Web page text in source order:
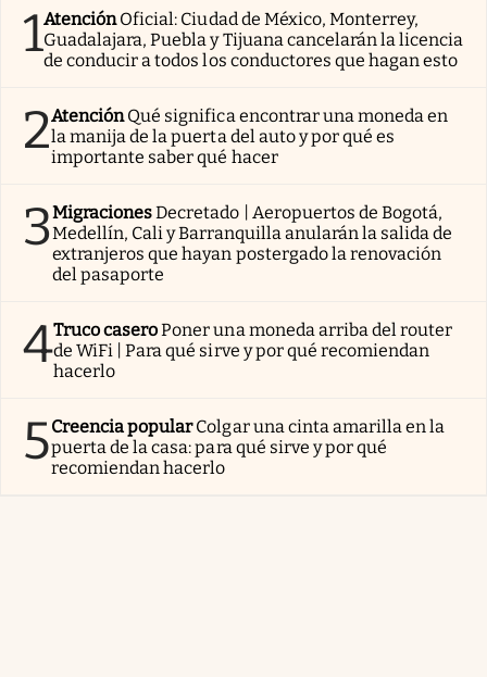
1AtenciónOficial: Ciudad de México, Monterrey,
Guadalajara, Puebla y Tijuana cancelarán la licencia
de conducir a todos los conductores que hagan esto
2AtenciónQué significa encontrar una moneda en
la manija de la puerta del auto y por qué es
importante saber qué hacer
3MigracionesDecretado | Aeropuertos de Bogotá,
Medellín, Cali y Barranquilla anularán la salida de
extranjeros que hayan postergado la renovación
del pasaporte
4Truco caseroPoner una moneda arriba del router
de WiFi | Para qué sirve y por qué recomiendan
hacerlo
5Creencia popularColgar una cinta amarilla en la
puerta de la casa: para qué sirve y por qué
recomiendan hacerlo